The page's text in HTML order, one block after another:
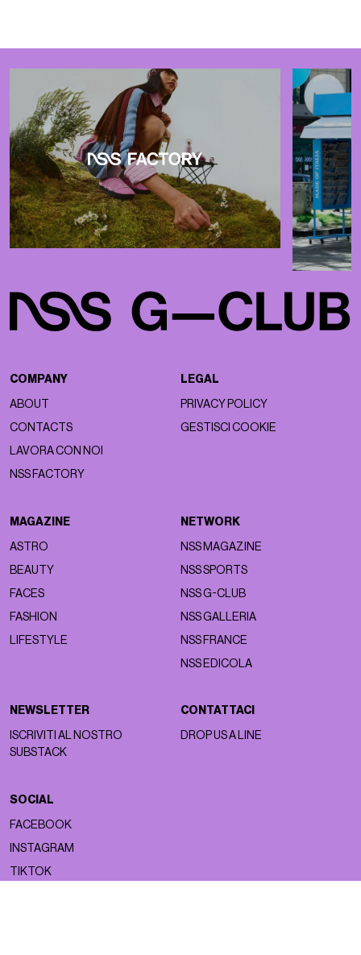
COMPANY
ABOUT
CONTACTS
LAVORA CON NOI
NSS FACTORY
LEGAL
PRIVACY POLICY
GESTISCI COOKIE
MAGAZINE
ASTRO
BEAUTY
FACES
FASHION
LIFESTYLE
NETWORK
NSS MAGAZINE
NSS SPORTS
NSS G-CLUB
NSS GALLERIA
NSS FRANCE
NSS EDICOLA
NEWSLETTER
ISCRIVITI AL NOSTRO
SUBSTACK
CONTATTACI
DROP US A LINE
SOCIAL
FACEBOOK
INSTAGRAM
TIKTOK